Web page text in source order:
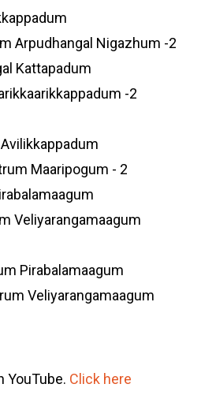
Arpudhangal Nigazhum -2
Kattapadum
-2
Maaripogum - 2
Veliyarangamaagum
Pirabalamaagum
Veliyarangamaagum
YouTube. Click here